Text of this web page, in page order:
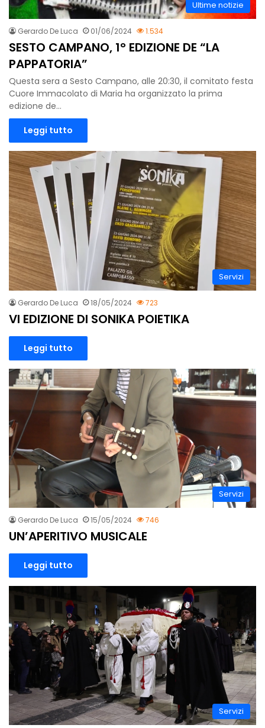
Ultime notizie
Gerardo De Luca 01/06/2024 1.534
SESTO CAMPANO, 1° EDIZIONE DE “LA
PAPPATORIA”
Questa sera a Sesto Campano, alle 20:30, il comitato festa
Cuore Immacolato di Maria ha organizzato la prima
edizione de…
Leggi tutto
Servizi
Gerardo De Luca 18/05/2024 723
VI EDIZIONE DI SONIKA POIETIKA
Leggi tutto
Servizi
Gerardo De Luca 15/05/2024 746
UN’APERITIVO MUSICALE
Leggi tutto
Servizi